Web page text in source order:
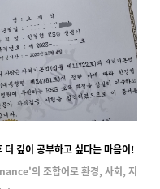
깊이 공부하고 싶다는 마음이!
의 조합어로 환경, 사회, 지